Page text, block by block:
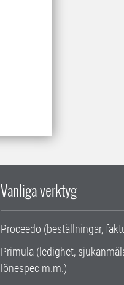
Vanliga verktyg
Proceedo (beställningar,
Primula (ledighet,
lönespec m.m.)